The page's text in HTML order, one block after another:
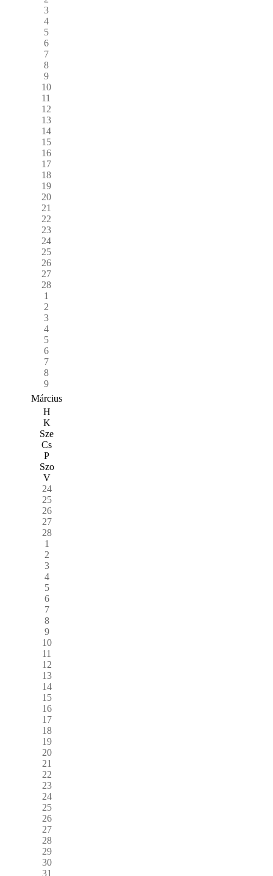
3
4
5
6
7
8
9
10
11
12
13
14
15
16
17
18
19
20
21
22
23
24
25
26
27
28
1
2
3
4
5
6
7
8
9
Március
H
K
Sze
Cs
P
Szo
V
24
25
26
27
28
1
2
3
4
5
6
7
8
9
10
11
12
13
14
15
16
17
18
19
20
21
22
23
24
25
26
27
28
29
30
31